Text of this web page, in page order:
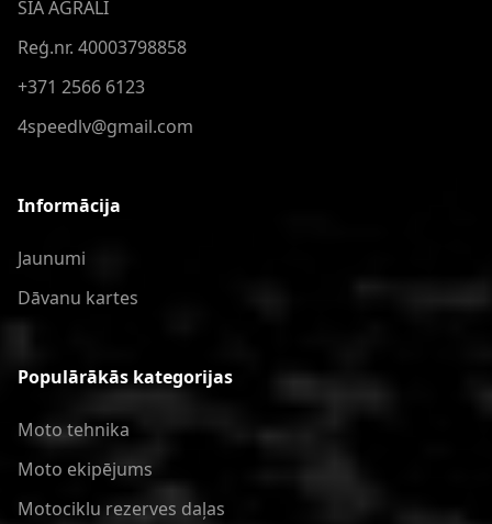
SIA AGRALI
Reģ.nr. 40003798858
+371 2566 6123
4speedlv@gmail.com
Informācija
Jaunumi
Dāvanu kartes
Populārākās kategorijas
Moto tehnika
Moto ekipējums
Motociklu rezerves daļas